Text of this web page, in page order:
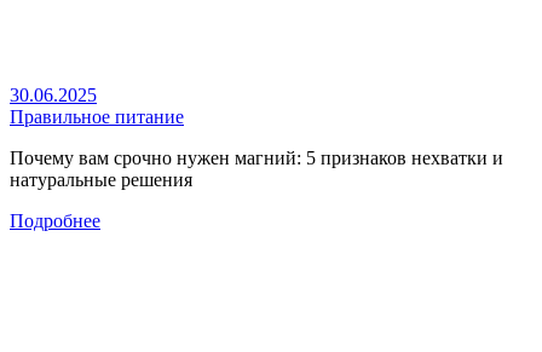
30.06.2025
Правильное питание
Почему вам срочно нужен магний: 5 признаков нехватки и
натуральные решения
Подробнее